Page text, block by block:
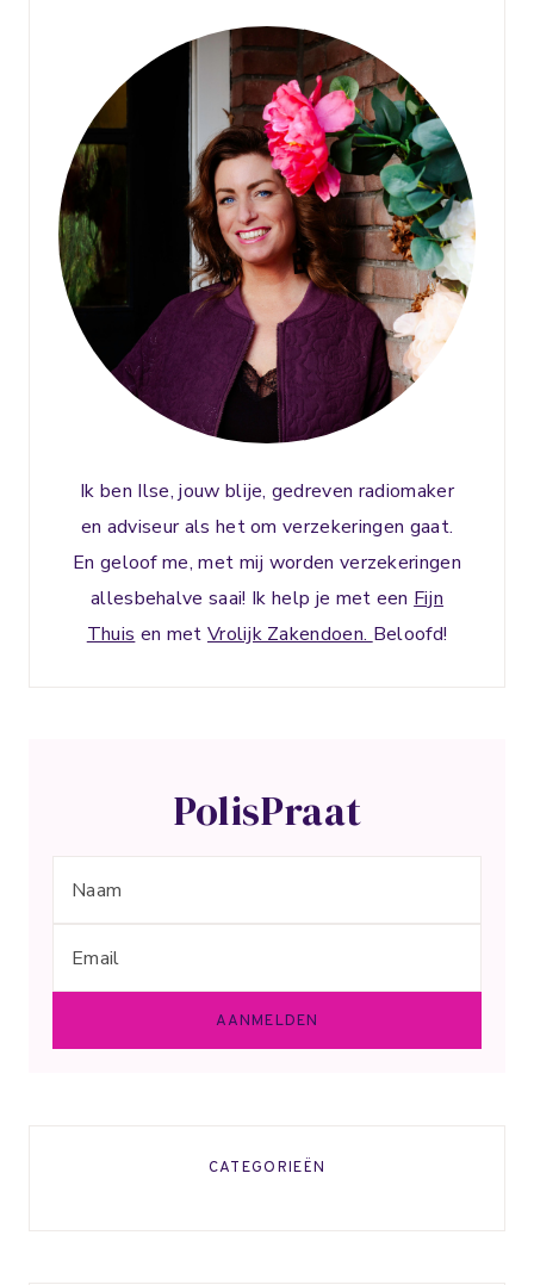
Ik ben Ilse, jouw blije, gedreven radiomaker
en adviseur als het om verzekeringen gaat.
En geloof me, met mij worden verzekeringen
allesbehalve saai! Ik help je met een Fijn
Thuis en met Vrolijk Zakendoen. Beloofd!
PolisPraat
CATEGORIEËN